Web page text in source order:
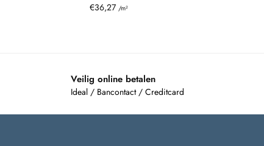
€36,27 /m²
Veilig online betalen
Ideal / Bancontact / Creditcard